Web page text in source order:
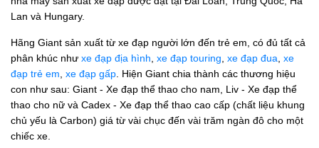
Lan và Hungary.
Hãng Giant sản xuất từ xe đạp người lớn đến trẻ em, có đủ tất cả
phân khúc như xe đạp địa hình xe đạp touring xe đạp đua xe
đạp trẻ em xe đạp gấp . Hiện Giant chia thành các thương hiệu
con như sau: Giant - Xe đạp thể thao cho nam, Liv - Xe đạp thể
thao cho nữ và Cadex - Xe đạp thể thao cao cấp (chất liệu khung
chủ yếu là Carbon) giá từ vài chục đến vài trăm ngàn đô cho một
chiếc xe.